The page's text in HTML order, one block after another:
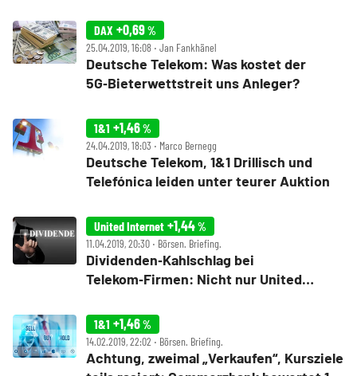
DAX +0,69%
25.04.2019, 16:08 ‧ Jan Fankhänel
Deutsche Telekom: Was kostet der
5G‑Bieterwettstreit uns Anleger?
1&1 +1,46%
24.04.2019, 18:03 ‧ Marco Bernegg
Deutsche Telekom, 1&1 Drillisch und
Telefónica leiden unter teurer Auktion
United Internet +1,44%
11.04.2019, 20:30 ‧ Börsen. Briefing.
Dividenden‑Kahlschlag bei
Telekom‑Firmen: Nicht nur United
1&1 +1,46%
14.02.2019, 22:02 ‧ Börsen. Briefing.
Achtung, zweimal „Verkaufen“, Kursziele